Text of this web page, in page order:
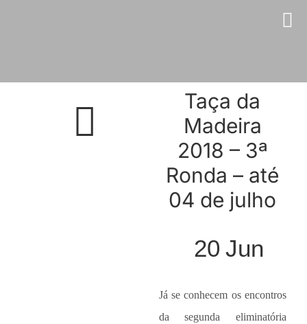
Taça da
Madeira
2018 – 3ª
Ronda – até
04 de julho
20 Jun
Já se conhecem os encontros
da segunda eliminatória